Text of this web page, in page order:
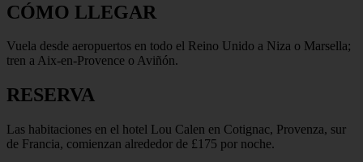
CÓMO LLEGAR
Vuela desde aeropuertos en todo el Reino Unido a Niza o Marsella;
tren a Aix-en-Provence o Aviñón.
RESERVA
Las habitaciones en el hotel Lou Calen en Cotignac, Provenza, sur
de Francia, comienzan alrededor de £175 por noche.